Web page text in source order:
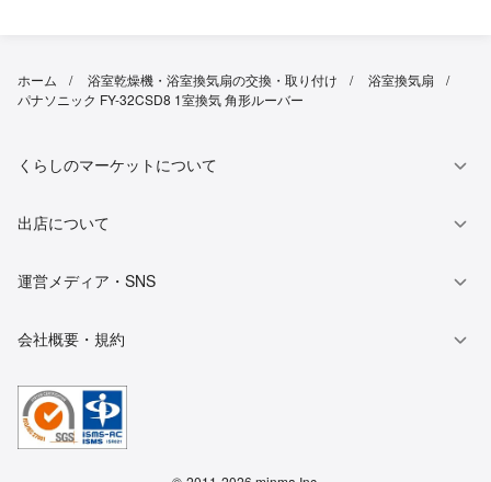
ホーム 浴室乾燥機・浴室換気扇の交換・取り付け
浴室換気扇
パナソニック FY-32CSD8 1室換気 角形ルーバー
くらしのマーケットについて
出店について
運営メディア・SNS
会社概要・規約